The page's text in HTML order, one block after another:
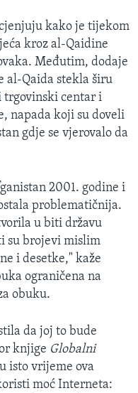
kako je tijekom
kroz al-Qaidine
Međutim, dodaje
al-Qaida stekla širu
trgovinski centar i
napada koji su doveli
gdje se vjerovalo da
2001. godine i
problematičnija.
u biti državu
su brojevi mislim
i desetke," kaže
ograničena na
obuku.
da joj to bude
knjige Globalni
isto vrijeme ova
moć Interneta: